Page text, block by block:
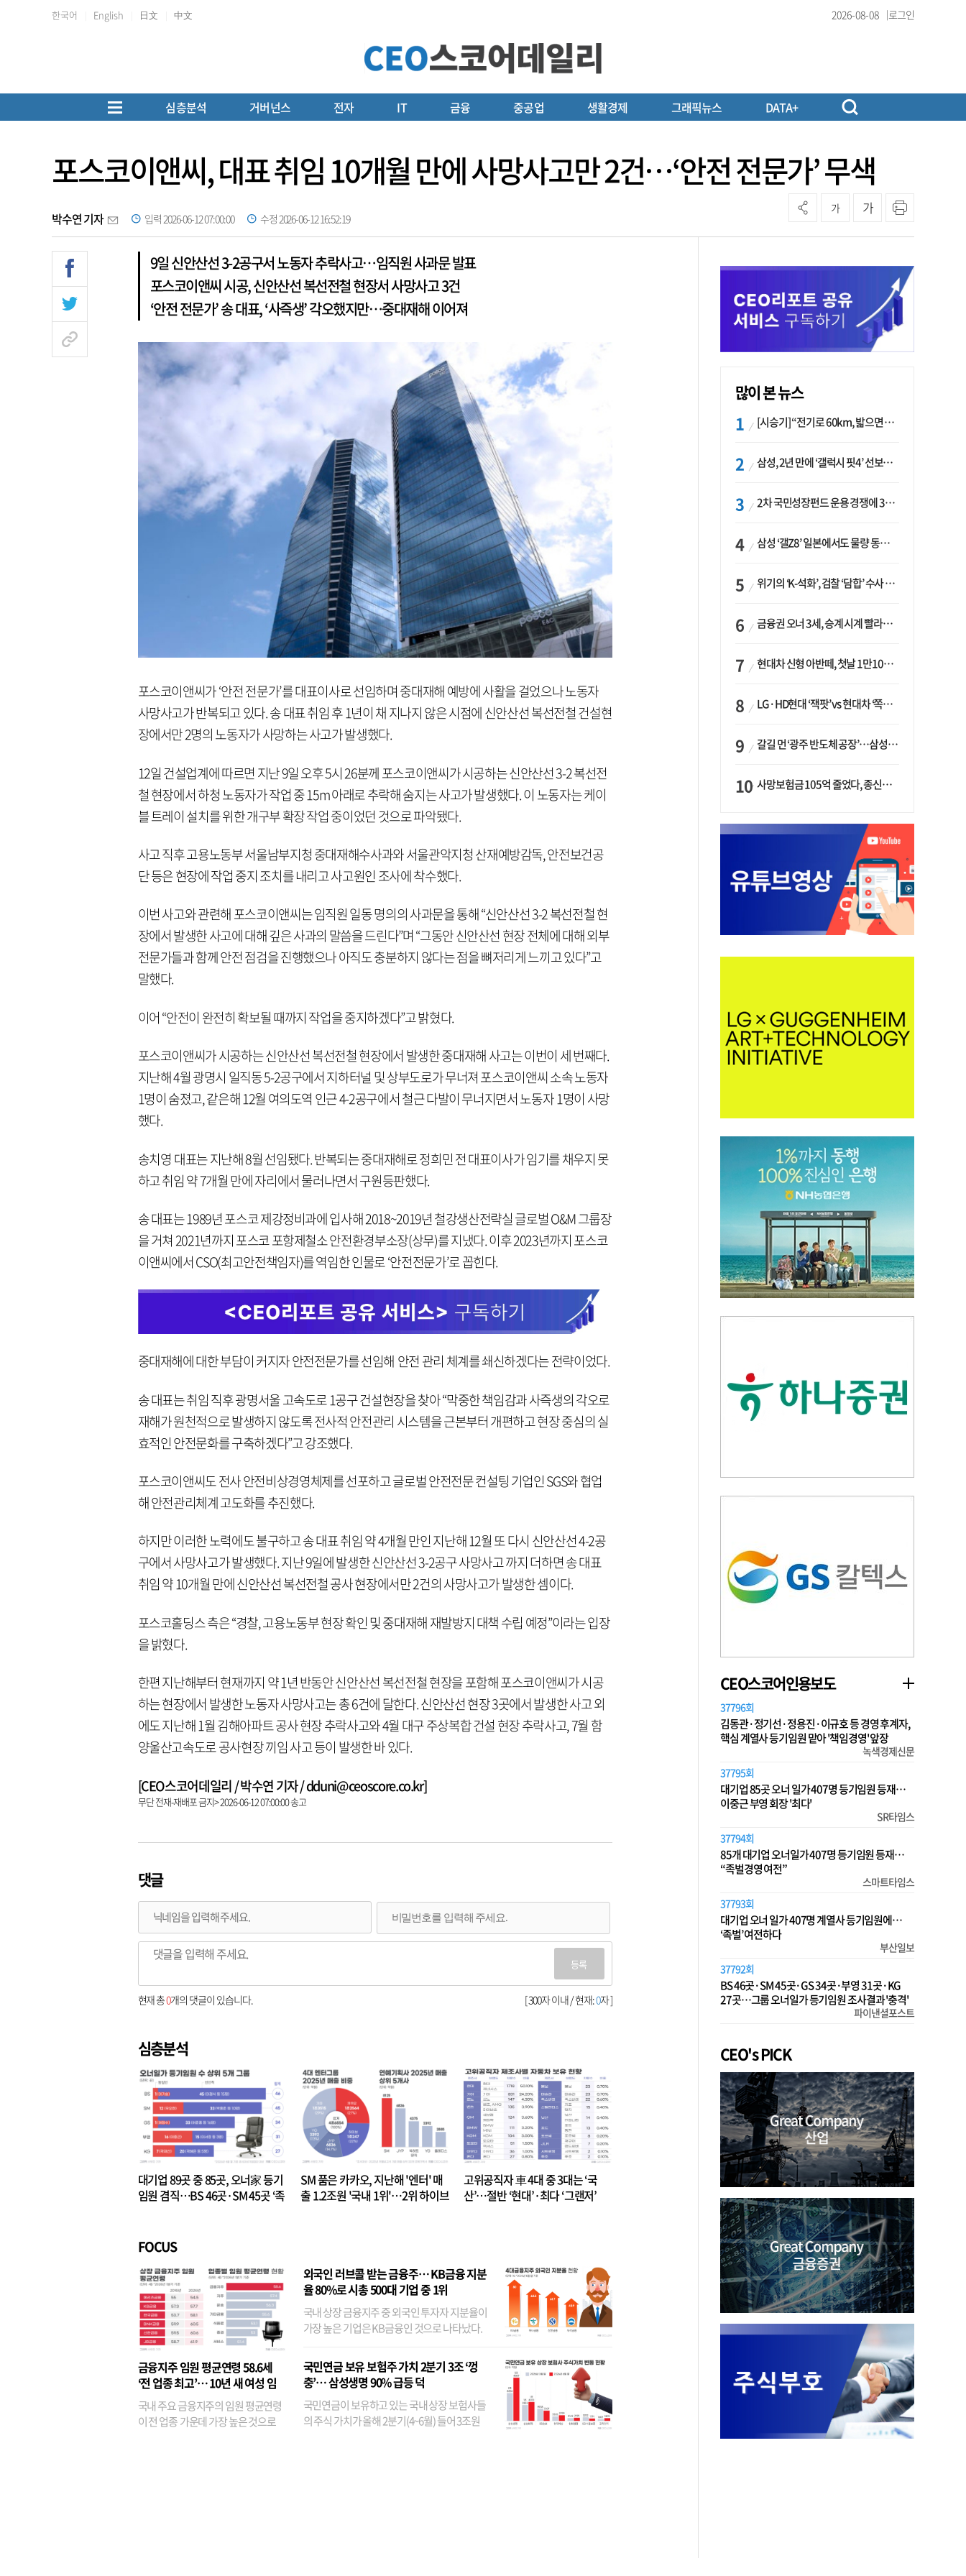
한국어 English 日文 中文 2026-08-08 로그인
심층분석 거버넌스 전자 IT 금융 중공업 생활경제 그래픽뉴스 DATA+
포스코이앤씨, 대표 취임 10개월 만에 사망사고만 2건…‘안전 전문가’ 무색
박수연 기자 입력 2026-06-12 07:00:00 수정 2026-06-12 16:52:19
가 가
9일 신안산선 3-2공구서 노동자 추락사고…임직원 사과문 발표
포스코이앤씨 시공, 신안산선 복선전철 현장서 사망사고 3건
‘안전 전문가’ 송 대표, ‘사즉생’ 각오했지만…중대재해 이어져
포스코이앤씨가 ‘안전 전문가’를 대표이사로 선임하며 중대재해 예방에 사활을 걸었으나 노동자
사망사고가 반복되고 있다. 송 대표 취임 후 1년이 채 지나지 않은 시점에 신안산선 복선전철 건설현
장에서만 2명의 노동자가 사망하는 사고가 발생했다.
12일 건설업계에 따르면 지난 9일 오후 5시 26분께 포스코이앤씨가 시공하는 신안산선 3-2 복선전
철 현장에서 하청 노동자가 작업 중 15m 아래로 추락해 숨지는 사고가 발생했다. 이 노동자는 케이
블 트레이 설치를 위한 개구부 확장 작업 중이었던 것으로 파악됐다.
사고 직후 고용노동부 서울남부지청 중대재해수사과와 서울관악지청 산재예방감독, 안전보건공
단 등은 현장에 작업 중지 조치를 내리고 사고원인 조사에 착수했다.
이번 사고와 관련해 포스코이앤씨는 임직원 일동 명의의 사과문을 통해 “신안산선 3-2 복선전철 현
장에서 발생한 사고에 대해 깊은 사과의 말씀을 드린다”며 “그동안 신안산선 현장 전체에 대해 외부
전문가들과 함께 안전 점검을 진행했으나 아직도 충분하지 않다는 점을 뼈저리게 느끼고 있다”고
말했다.
이어 “안전이 완전히 확보될 때까지 작업을 중지하겠다”고 밝혔다.
포스코이앤씨가 시공하는 신안산선 복선전철 현장에서 발생한 중대재해 사고는 이번이 세 번째다.
지난해 4월 광명시 일직동 5-2공구에서 지하터널 및 상부도로가 무너져 포스코이앤씨 소속 노동자
1명이 숨졌고, 같은해 12월 여의도역 인근 4-2공구에서 철근 다발이 무너지면서 노동자 1명이 사망
했다.
송치영 대표는 지난해 8월 선임됐다. 반복되는 중대재해로 정희민 전 대표이사가 임기를 채우지 못
하고 취임 약 7개월 만에 자리에서 물러나면서 구원등판했다.
송 대표는 1989년 포스코 제강정비과에 입사해 2018~2019년 철강생산전략실 글로벌 O&M 그룹장
을 거쳐 2021년까지 포스코 포항제철소 안전환경부소장(상무)를 지냈다. 이후 2023년까지 포스코
이앤씨에서 CSO(최고안전책임자)를 역임한 인물로 ‘안전전문가’로 꼽힌다.
중대재해에 대한 부담이 커지자 안전전문가를 선임해 안전 관리 체계를 쇄신하겠다는 전략이었다.
송 대표는 취임 직후 광명서울 고속도로 1공구 건설현장을 찾아 “막중한 책임감과 사즉생의 각오로
재해가 원천적으로 발생하지 않도록 전사적 안전관리 시스템을 근본부터 개편하고 현장 중심의 실
효적인 안전문화를 구축하겠다”고 강조했다.
포스코이앤씨도 전사 안전비상경영체제를 선포하고 글로벌 안전전문 컨설팅 기업인 SGS와 협업
해 안전관리체계 고도화를 추진했다.
하지만 이러한 노력에도 불구하고 송 대표 취임 약 4개월 만인 지난해 12월 또 다시 신안산선 4-2공
구에서 사망사고가 발생했다. 지난 9일에 발생한 신안산선 3-2공구 사망사고 까지 더하면 송 대표
취임 약 10개월 만에 신안산선 복선전철 공사 현장에서만 2건의 사망사고가 발생한 셈이다.
포스코홀딩스 측은 “경찰, 고용노동부 현장 확인 및 중대재해 재발방지 대책 수립 예정”이라는 입장
을 밝혔다.
한편 지난해부터 현재까지 약 1년 반동안 신안산선 복선전철 현장을 포함해 포스코이앤씨가 시공
하는 현장에서 발생한 노동자 사망사고는 총 6건에 달한다. 신안산선 현장 3곳에서 발생한 사고 외
에도 지난해 1월 김해아파트 공사 현장 추락사고와 4월 대구 주상복합 건설 현장 추락사고, 7월 함
양울산고속도로 공사현장 끼임 사고 등이 발생한 바 있다.
[CEO스코어데일리 / 박수연 기자 / dduni@ceoscore.co.kr]
무단 전재-재배포 금지> 2026-06-12 07:00:00 송고
댓글
등록
[ 300자 이내 / 현재:0자 ]
현재 총0개의 댓글이 있습니다.
심층분석
대기업 89곳 중 85곳, 오너家 등기
임원 겸직…BS 46곳·SM 45곳 ‘족
SM 품은 카카오, 지난해 '엔터' 매
출 1.2조원 '국내 1위'…2위 하이브
고위공직자 車 4대 중 3대는 ‘국
산’…절반 ‘현대’·최다 ‘그랜저’
FOCUS
금융지주 임원 평균연령 58.6세
‘전 업종 최고’… 10년 새 여성 임
원은 14배 껑충
국내 주요 금융지주의 임원 평균연령
이 전 업종 가운데 가장 높은 것으로
외국인 러브콜 받는 금융주… KB금융 지분
율 80%로 시총 500대 기업 중 1위
국내 상장 금융지주 중 외국인 투자자 지분율이
가장 높은 기업은 KB금융인 것으로 나타났다.
융이었다. 특히 KB금융은 지난달 말 기준 해외
기관투자자 지분율이...
국민연금 보유 보험주 가치 2분기 3조 ‘껑
충’… 삼성생명 90% 급등 덕
국민연금이 보유하고 있는 국내 상장 보험사들
의 주식 가치가 올해 2분기(4~6월) 들어 3조원
많이 본 뉴스
[시승기] “전기로 60km, 밟으면 462마력”…볼보 XC60 T8의 두 얼굴
삼성, 2년 만에 ‘갤럭시 핏4’ 선보이나…웨어러블 생태계 확장 ‘시동’
2차 국민성장펀드 운용 경쟁에 33개사 몰렸다…신한·하나 등 새 얼굴 대거 합류
삼성 ‘갤Z8’ 일본에서도 물량 동났다…애플 참전 앞두고 선두 수성 ‘시험대’
위기의 ‘K-석화’, 검찰 ‘담합’ 수사 착수…“LG·한화·롯데 등 7개 업체, 8개 제품 가격 담합”
금융권 오너 3세, 승계 시계 빨라지나…한국투자 ‘속도’·미래에셋·메리츠는 ‘거리두기’
현대차 신형 아반떼, 첫날 1만1094대 계약…역대 최고치 경신
LG·HD현대 ‘잭팟’ vs 현대차 ‘쪽박’…글로벌 사모펀드, 韓 대기업 투자 ‘희비’
갈길 먼 ‘광주 반도체 공장’…삼성·SK, ‘주 52시간제’ 규제 해소 ‘공방’
사망보험금 105억 줄었다, 종신보험·유동화 동시에 ‘주춤’…신한라이프는 401억 급증
CEO스코어인용보도
37796회
김동관·정기선·정용진·이규호 등 경영 후계자,
핵심 계열사 등기임원 맡아 '책임경영' 앞장
녹색경제신문
37795회
대기업 85곳 오너 일가 407명 등기임원 등재…
이중근 부영 회장 '최다'
SR타임스
37794회
85개 대기업 오너일가 407명 등기임원 등재…
“족벌경영 여전”
스마트타임스
37793회
대기업 오너 일가 407명 계열사 등기임원에…
‘족벌’ 여전하다
부산일보
37792회
BS 46곳·SM 45곳·GS 34곳·부영 31곳·KG
27곳…그룹 오너일가 등기임원 조사결과 '충격'
파이낸셜포스트
CEO's PICK